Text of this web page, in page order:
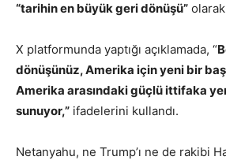
“tarihin en büyük geri dönüşü”
X platformunda yaptığı açıklamada, “
dönüşünüz, Amerika için yeni bir
Amerika arasındaki güçlü ittifaka
sunuyor,” ifadelerini kullandı.
Netanyahu, ne Trump’ı ne de rakibi